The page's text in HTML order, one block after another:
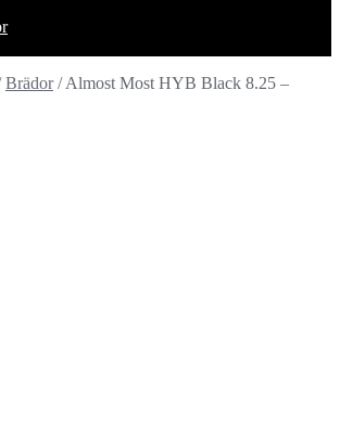
Brädor/Almost Most HYB Black 8.25 –